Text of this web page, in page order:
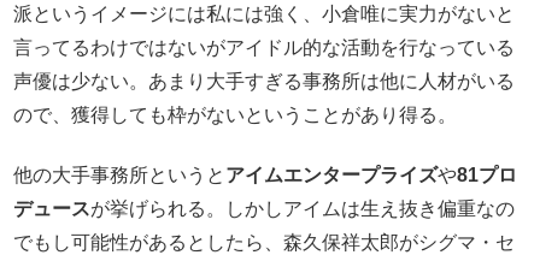
派というイメージには私には強く、小倉唯に実力がないと
言ってるわけではないがアイドル的な活動を行なっている
声優は少ない。あまり大手すぎる事務所は他に人材がいる
ので、獲得しても枠がないということがあり得る。
他の大手事務所というと アイムエンタープライズや81プロ
デュースが挙げられる。しかしアイムは生え抜き偏重なの
でもし可能性があるとしたら、森久保祥太郎がシグマ・セ